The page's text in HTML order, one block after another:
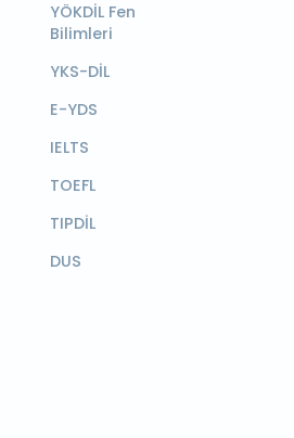
YÖKDİL Fen
Bilimleri
YKS-DİL
E-YDS
IELTS
TOEFL
TIPDİL
DUS